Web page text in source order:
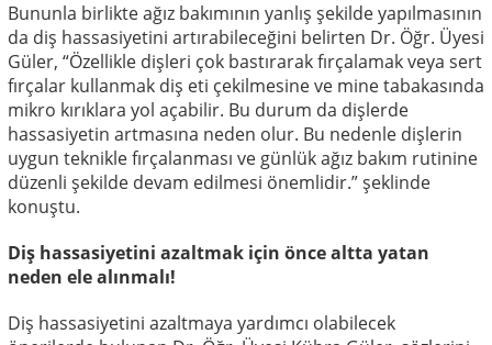
Bununla birlikte ağız bakımının yanlış şekilde yapılmasının
da diş hassasiyetini artırabileceğini belirten Dr. Öğr. Üyesi
Güler, “Özellikle dişleri çok bastırarak fırçalamak veya sert
fırçalar kullanmak diş eti çekilmesine ve mine tabakasında
mikro kırıklara yol açabilir. Bu durum da dişlerde
hassasiyetin artmasına neden olur. Bu nedenle dişlerin
uygun teknikle fırçalanması ve günlük ağız bakım rutinine
düzenli şekilde devam edilmesi önemlidir.” şeklinde
konuştu.
Diş hassasiyetini azaltmak için önce altta yatan
neden ele alınmalı!
Diş hassasiyetini azaltmaya yardımcı olabilecek